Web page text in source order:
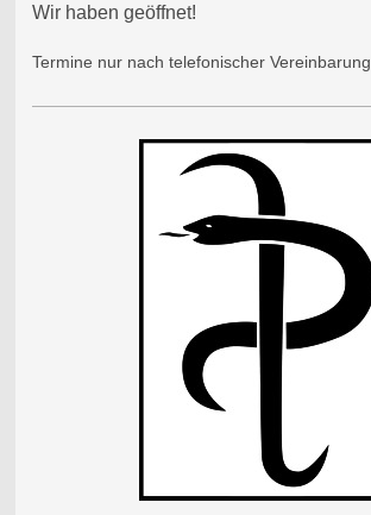
Wir haben geöffnet!
Termine nur nach telefonischer Vereinbarung